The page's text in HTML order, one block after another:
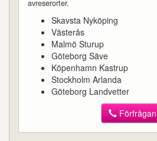
avreserorter.
Skavsta Nyköping
Västerås
Malmö Sturup
Göteborg Säve
Köpenhamn Kastrup
Stockholm Arlanda
Göteborg Landvetter
Förfrågan